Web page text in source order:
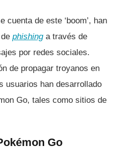
de este ‘boom’, han
phishinga través de
por redes sociales.
de propagar troyanos en
usuarios han desarrollado
Go, tales como sitios de
Go